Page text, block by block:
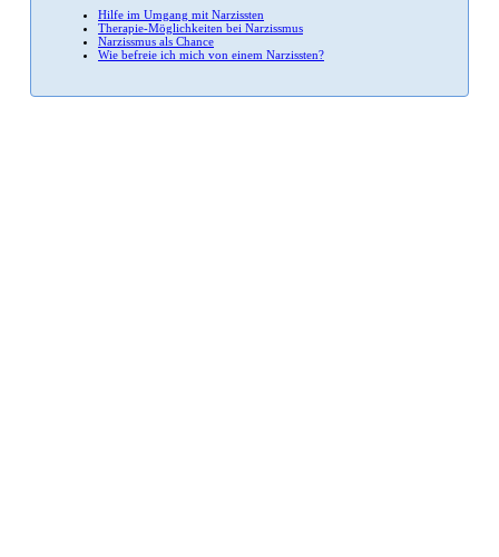
Hilfe im Umgang mit Narzissten
Therapie-Möglichkeiten bei Narzissmus
Narzissmus als Chance
Wie befreie ich mich von einem Narzissten?